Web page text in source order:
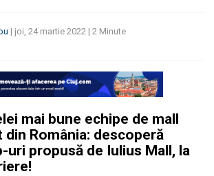
| joi, 24 martie 2022 | 2 Minute
mai bune echipe de mall
din România: descoperă
propusă de Iulius Mall, la